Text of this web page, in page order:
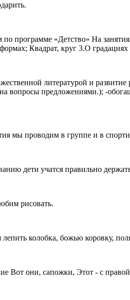
по программе «Детство» На
Квадрат, круг 3.О
литературой и
на вопросы предложениями.); -
мы проводим в группе и в
дети учатся правильно
рисовать.
лепить колобка, божью коровку,
Вот они, сапожки, Этот - с